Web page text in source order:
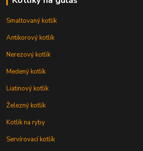
Smaltovaný kotlík
Antikorový kotlík
Nerezový kotlík
Medený kotlík
Liatinový kotlík
Železný kotlík
Kotlík na ryby
Servírovací kotlík